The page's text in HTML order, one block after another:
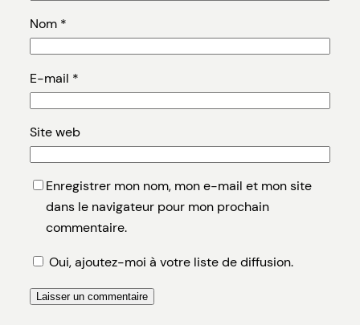
Nom *
E-mail *
Site web
Enregistrer mon nom, mon e-mail et mon site
dans le navigateur pour mon prochain
commentaire.
Oui, ajoutez-moi à votre liste de diffusion.